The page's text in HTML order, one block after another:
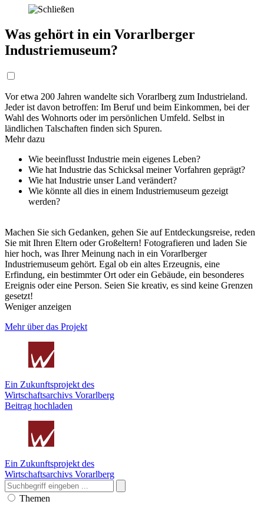
Was gehört in ein Vorarlberger
Industriemuseum?
Vor etwa 200 Jahren wandelte sich Vorarlberg zum Industrieland.
Jeder ist davon betroffen: Im Beruf und beim Einkommen, bei der
Wahl des Wohnorts oder im persönlichen Umfeld. Selbst in
ländlichen Talschaften finden sich Spuren.
Mehr dazu
Wie beeinflusst Industrie mein eigenes Leben?
Wie hat Industrie das Schicksal meiner Vorfahren geprägt?
Wie hat Industrie unser Land verändert?
Wie könnte all dies in einem Industriemuseum gezeigt
werden?
Machen Sie sich Gedanken, gehen Sie auf Entdeckungsreise, reden
Sie mit Ihren Eltern oder Großeltern! Fotografieren und laden Sie
hier hoch, was Ihrer Meinung nach in ein Vorarlberger
Industriemuseum gehört. Egal ob ein altes Erzeugnis, eine
Erfindung, ein bestimmter Ort oder ein Gebäude, ein besonderes
Ereignis oder eine Person. Seien Sie kreativ, es sind keine Grenzen
gesetzt!
Weniger anzeigen
Mehr über das Projekt
Ein Zukunftsprojekt des
Wirtschaftsarchivs Vorarlberg
Beitrag hochladen
Ein Zukunftsprojekt des
Wirtschaftsarchivs Vorarlberg
Themen